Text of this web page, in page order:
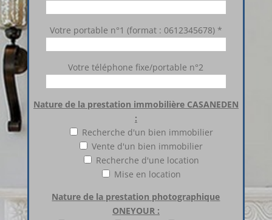
Votre portable n°1 (format : 0612345678) *
Votre téléphone fixe/portable n°2
Nature de la prestation immobilière CASANEDEN
:
Recherche d'un bien immobilier
Vente d'un bien immobilier
Recherche d'une location
Mise en location
Nature de la prestation photographique
ONEYOUR :